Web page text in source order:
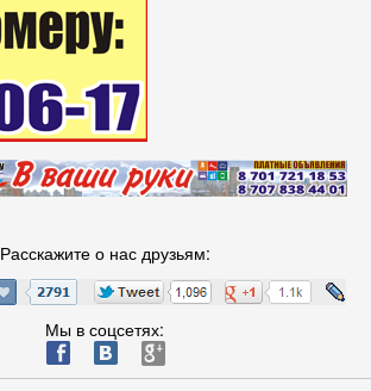
Расскажите о нас друзьям:
Мы в соцсетях:
ä æ è